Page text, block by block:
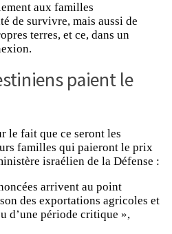
aux familles
de survivre, mais aussi de
terres, et ce, dans un
paient le
le fait que ce seront les
familles qui paieront le prix
israélien de la Défense :
arrivent au point
des exportations agricoles et
d’une période critique »,